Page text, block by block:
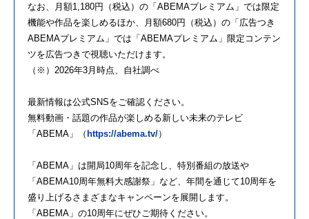
なお、月額1,180円（税込）の「ABEMAプレミアム」では限定
機能や作品を楽しめるほか、月額680円（税込）の「広告つき
ABEMAプレミアム」では「ABEMAプレミアム」限定コンテン
ツを広告つきで視聴いただけます。
（※）2026年3月時点、自社調べ
最新情報は公式SNSをご確認ください。
無料動画・話題の作品が楽しめる新しい未来のテレビ
「ABEMA」（ https://abema.tv/）
「ABEMA」は開局10周年を記念し、特別番組の放送や
「ABEMA10周年無料大感謝祭」など、年間を通じて10周年を
盛り上げるさまざまなキャンペーンを展開します。
「ABEMA」の10周年にぜひご期待ください。